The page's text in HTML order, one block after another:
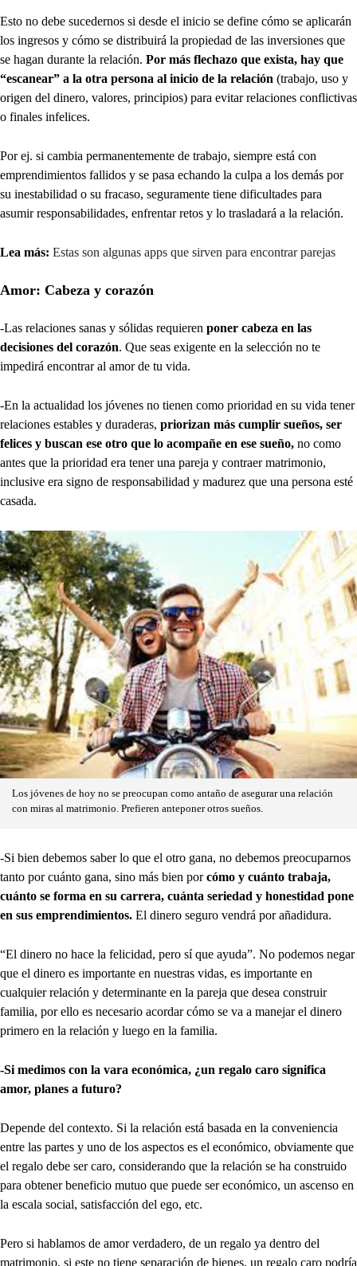
Esto no debe sucedernos si desde el inicio se define cómo se aplicarán
los ingresos y cómo se distribuirá la propiedad de las inversiones que
se hagan durante la relación. Por más flechazo que exista, hay que
“escanear” a la otra persona al inicio de la relación (trabajo, uso y
origen del dinero, valores, principios) para evitar relaciones conflictivas
o finales infelices.
Por ej. si cambia permanentemente de trabajo, siempre está con
emprendimientos fallidos y se pasa echando la culpa a los demás por
su inestabilidad o su fracaso, seguramente tiene dificultades para
asumir responsabilidades, enfrentar retos y lo trasladará a la relación.
Lea más: Estas son algunas apps que sirven para encontrar parejas
Amor: Cabeza y corazón
-Las relaciones sanas y sólidas requieren poner cabeza en las
decisiones del corazón. Que seas exigente en la selección no te
impedirá encontrar al amor de tu vida.
-En la actualidad los jóvenes no tienen como prioridad en su vida tener
relaciones estables y duraderas, priorizan más cumplir sueños, ser
felices y buscan ese otro que lo acompañe en ese sueño, no como
antes que la prioridad era tener una pareja y contraer matrimonio,
inclusive era signo de responsabilidad y madurez que una persona esté
casada.
Los jóvenes de hoy no se preocupan como antaño de asegurar una relación
con miras al matrimonio. Prefieren anteponer otros sueños.
-Si bien debemos saber lo que el otro gana, no debemos preocuparnos
tanto por cuánto gana, sino más bien porcómo y cuánto trabaja,
cuánto se forma en su carrera, cuánta seriedad y honestidad pone
en sus emprendimientos. El dinero seguro vendrá por añadidura.
“El dinero no hace la felicidad, pero sí que ayuda”. No podemos negar
que el dinero es importante en nuestras vidas, es importante en
cualquier relación y determinante en la pareja que desea construir
familia, por ello es necesario acordar cómo se va a manejar el dinero
primero en la relación y luego en la familia.
-Si medimos con la vara económica, ¿un regalo caro significa
amor, planes a futuro?
Depende del contexto. Si la relación está basada en la conveniencia
entre las partes y uno de los aspectos es el económico, obviamente que
el regalo debe ser caro, considerando que la relación se ha construido
para obtener beneficio mutuo que puede ser económico, un ascenso en
la escala social, satisfacción del ego, etc.
Pero si hablamos de amor verdadero, de un regalo ya dentro del
matrimonio, si este no tiene separación de bienes, un regalo caro podría